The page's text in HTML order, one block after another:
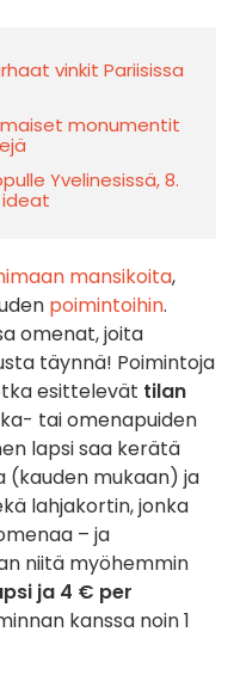
vinkit Pariisissa
monumentit
Yvelinesissä, 8.
ideat
mansikoita,
poimintoihin.
omenat, joita
täynnä! Poimintoja
esittelevät tilan
tai omenapuiden
lapsi saa kerätä
(kauden mukaan) ja
lahjakortin, jonka
– ja
niitä myöhemmin
ja 4 € per
kanssa noin 1